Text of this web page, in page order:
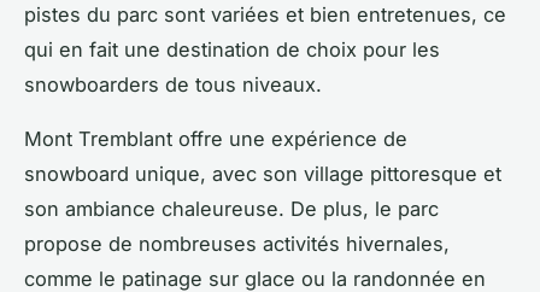
pistes du parc sont variées et bien entretenues, ce
qui en fait une destination de choix pour les
snowboarders de tous niveaux.
Mont Tremblant offre une expérience de
snowboard unique, avec son village pittoresque et
son ambiance chaleureuse. De plus, le parc
propose de nombreuses activités hivernales,
comme le patinage sur glace ou la randonnée en